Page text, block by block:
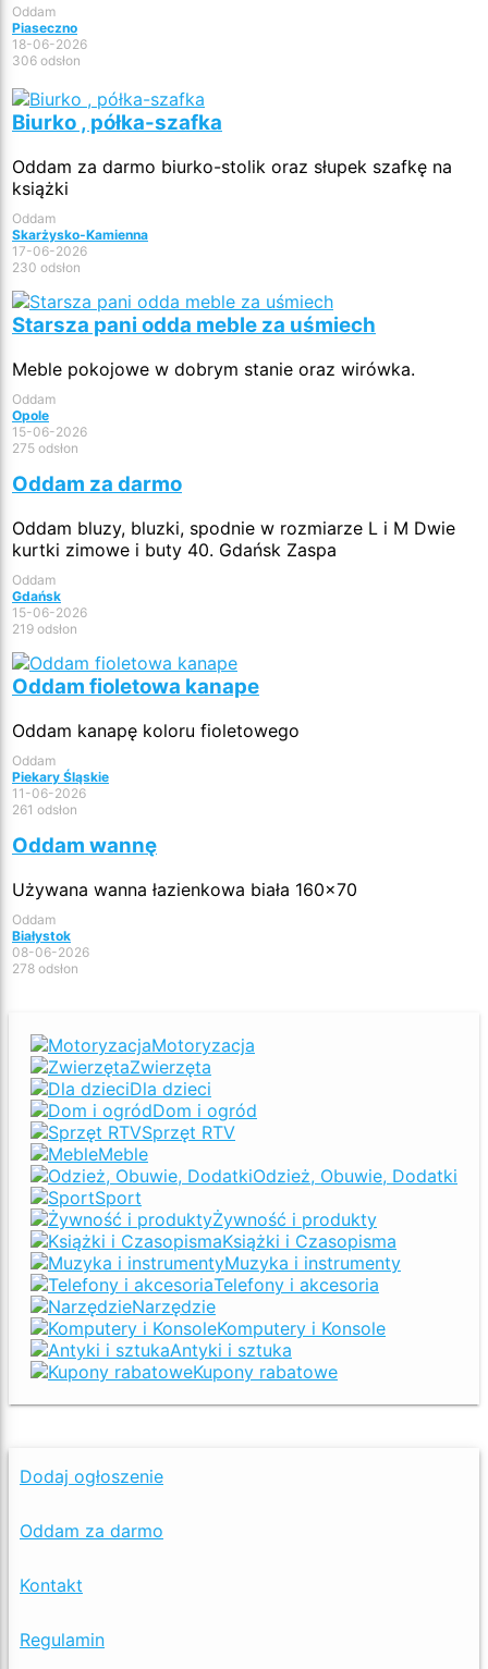
Oddam
Piaseczno
18-06-2026
306 odsłon
Biurko , półka-szafka
Oddam za darmo biurko-stolik oraz słupek szafkę na
książki
Oddam
Skarżysko-Kamienna
17-06-2026
230 odsłon
Starsza pani odda meble za uśmiech
Meble pokojowe w dobrym stanie oraz wirówka.
Oddam
Opole
15-06-2026
275 odsłon
Oddam za darmo
Oddam bluzy, bluzki, spodnie w rozmiarze L i M Dwie
kurtki zimowe i buty 40. Gdańsk Zaspa
Oddam
Gdańsk
15-06-2026
219 odsłon
Oddam fioletowa kanape
Oddam kanapę koloru fioletowego
Oddam
Piekary Śląskie
11-06-2026
261 odsłon
Oddam wannę
Używana wanna łazienkowa biała 160x70
Oddam
Białystok
08-06-2026
278 odsłon
Motoryzacja
Zwierzęta
Dla dzieci
Dom i ogród
Sprzęt RTV
Meble
Odzież, Obuwie, Dodatki
Sport
Żywność i produkty
Książki i Czasopisma
Muzyka i instrumenty
Telefony i akcesoria
Narzędzie
Komputery i Konsole
Antyki i sztuka
Kupony rabatowe
Dodaj ogłoszenie
Oddam za darmo
Kontakt
Regulamin